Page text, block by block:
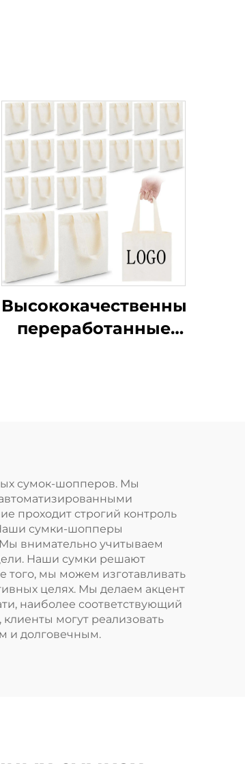
Высококачественные
переработанные
сумок-шопперов. Мы
проходит строгий контроль
сумки-шопперы
Мы внимательно учитываем
Наши сумки решают
того, мы можем изготавливать
целях. Мы делаем акцент
наиболее соответствующий
могут реализовать
и долговечным.